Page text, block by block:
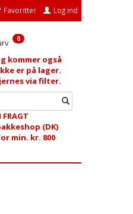
Favoritter Log ind
0
kommer også
er på lager.
via filter.
FRAGT
(DK)
min. kr. 800